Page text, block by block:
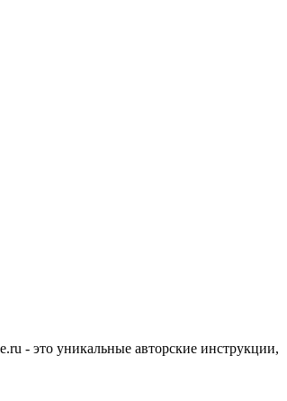
- это уникальные авторские инструкции,